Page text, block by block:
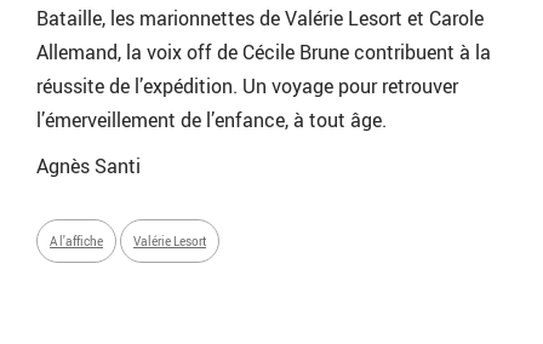
Bataille, les marionnettes de Valérie Lesort et Carole
Allemand, la voix off de Cécile Brune contribuent à la
réussite de l’expédition. Un voyage pour retrouver
l’émerveillement de l’enfance, à tout âge.
Agnès Santi
A l'affiche Valérie Lesort